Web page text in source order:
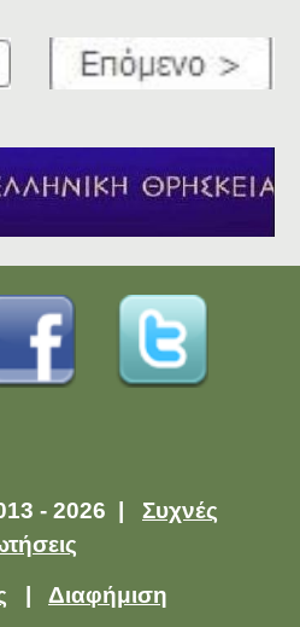
- 2026 | Συχνές
Διαφήμιση